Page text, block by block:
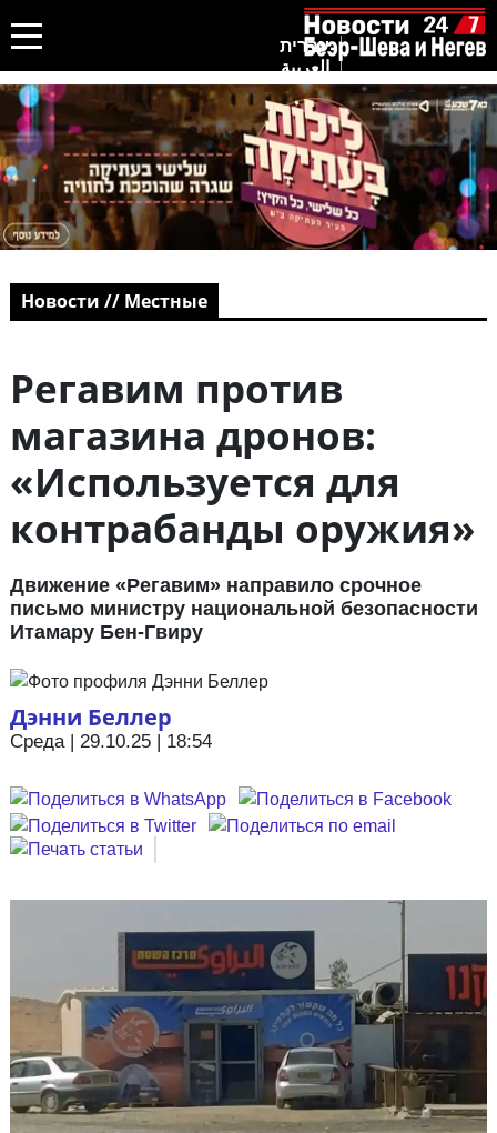
עברית
العربية
Новости // Местные
Регавим против
магазина дронов:
«Используется для
контрабанды оружия»
Движение «Регавим» направило срочное
письмо министру национальной безопасности
Итамару Бен-Гвиру
Дэнни Беллер
Среда | 29.10.25 | 18:54